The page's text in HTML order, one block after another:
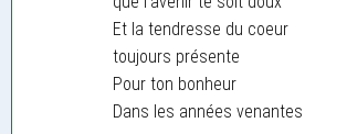
Et la tendresse du coeur
toujours présente
Pour ton bonheur
Dans les années venantes